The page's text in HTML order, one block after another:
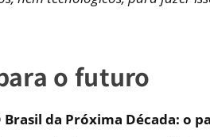
o futuro
Brasil da Próxima Década: o